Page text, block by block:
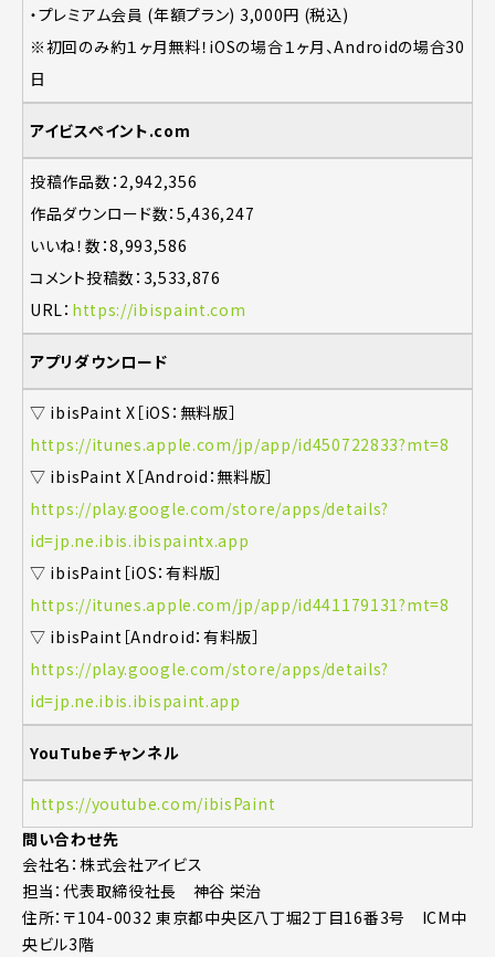
・プレミアム会員 (年額プラン) 3,000円 (税込)
※初回のみ約１ヶ月無料！iOSの場合１ヶ月、Androidの場合30
日
アイビスペイント.com
投稿作品数：2,942,356
作品ダウンロード数：5,436,247
いいね！数：8,993,586
コメント投稿数：3,533,876
URL： https://ibispaint.com
アプリダウンロード
▽ ibisPaint X［iOS：無料版］
https://itunes.apple.com/jp/app/id450722833?mt=8
▽ ibisPaint X［Android：無料版］
https://play.google.com/store/apps/details?
id=jp.ne.ibis.ibispaintx.app
▽ ibisPaint［iOS：有料版］
https://itunes.apple.com/jp/app/id441179131?mt=8
▽ ibisPaint［Android：有料版］
https://play.google.com/store/apps/details?
id=jp.ne.ibis.ibispaint.app
YouTubeチャンネル
https://youtube.com/ibisPaint
問い合わせ先
会社名：株式会社アイビス
担当：代表取締役社長 神谷 栄治
住所：〒104-0032 東京都中央区八丁堀2丁目16番3号 ICM中
央ビル3階